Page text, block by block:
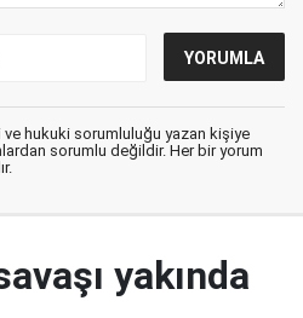
ve hukuki sorumluluğu yazan kişiye
sorumlu değildir. Her bir yorum
yakında